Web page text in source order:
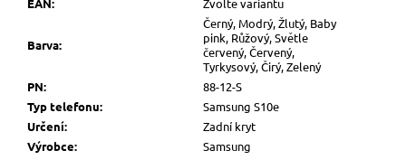
Barva:
Černý, Modrý, Žlutý, Baby
pink, Růžový, Světle
červený, Červený,
Tyrkysový, Čirý, Zelený
PN:
88-12-S
Typ telefonu:
Samsung S10e
Určení:
Zadní kryt
Výrobce: Samsung